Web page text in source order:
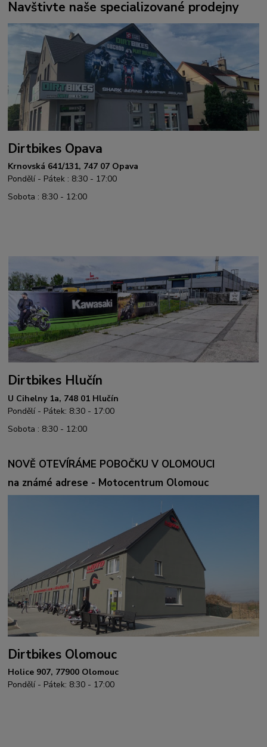
Navštivte naše specializované prodejny
Dirtbikes Opava
Krnovská 641/131, 747 07 Opava
Pondělí - Pátek : 8:30 - 17:00
Sobota : 8:30 - 12:00
Dirtbikes Hlučín
U Cihelny 1a, 748 01 Hlučín
Pondělí - Pátek: 8:30 - 17:00
Sobota : 8:30 - 12:00
NOVĚ OTEVÍRÁME POBOČKU V OLOMOUCI
na známé adrese - Motocentrum Olomouc
Dirtbikes Olomouc
Holice 907, 77900 Olomouc
Pondělí - Pátek: 8:30 - 17:00